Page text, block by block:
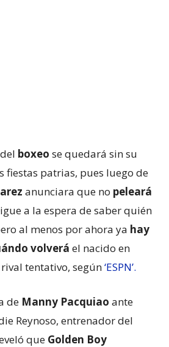
boxeo se quedará sin su
fiestas patrias, pues luego de
anunciara que no peleará
a la espera de saber quién
al menos por ahora ya hay
volverá el nacido en
tentativo, según‘ESPN’.
de Manny Pacquiao ante
Reynoso, entrenador del
que Golden Boy